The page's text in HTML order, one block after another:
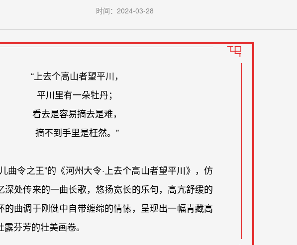
时间：2024-03-28
“上去个高山者望平川，
平川里有一朵牡丹；
看去是容易摘去是难，
摘不到手里是枉然。”
曲令之王”的《河州大令·上去个高山者望平川》，仿
深处传来的一曲长歌，悠扬宽长的乐句，高亢舒缓的
的曲调于刚健中自带缠绵的情愫，呈现出一幅青藏高
芬芳的壮美画卷。